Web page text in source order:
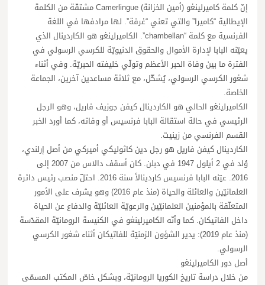
إنّ كلمة كاميرلينغو (أمين الخزانة) Camerlingue مشتقّة من الكلمة
الإيطالية “كاميرا” والتي تعني “غرفة”. لها مرادفها في اللغة
الفرنسية مع كلمة “chambellan”. الكاميرلينغو هو الكاردينال الذي
يعيّنه البابا لإدارة الأموال والحقوق الدنيويّة للكرسي الرسولي في
الفترة ما بين وفاة الحبر الأعظم وتولّي خليفته الحبريّة. وفي أثناء
شغور الكرسي الرسولي، يُشكّل، مع ثلاثة مساعدين آخرين، الجماعة
الخاصة.
الكاميرلينغو الحالي هو الكاردينال كيفن جوزيف فاريل، وهو الرجل
الرئيسي في حالة استقالة البابا فرنسيس أو وفاته، كما أورد الخبر
القسم الفرنسي من زينيت.
الكاردينال كيفن فاريل هو رجل دين كاثوليكي أميركي من أصل إرلندي،
وُلد في 2 أيلول 1947 في دبلن. كان أسقف دالاس من 2007 إلى
2016. عيّنه البابا فرنسيس كاردينالاً سنة 2016. احتلّ منصب رئيس دائرة
العلمانيّين والعائلة والحياة (منذ عام 2016) وهو يشرف على الأمور
المتعلّقة بالمؤمنين العلمانيّين والرعويّة العائليّة والدفاع عن الحياة
داخل الفاتيكان. كما وأنّه الكاميرلينغو في الكنيسة الرومانيّة المقدّسة
(منذ عام 2019): يدير الشؤون الزمنيّة للفاتيكان أثناء شغور الكرسي
الرسولي.
أصل دور الكاميرلينغو
من خلال دراسة تاريخ الكوريا الرومانيّة، وبشكل خاصّ المكتب المسمّى